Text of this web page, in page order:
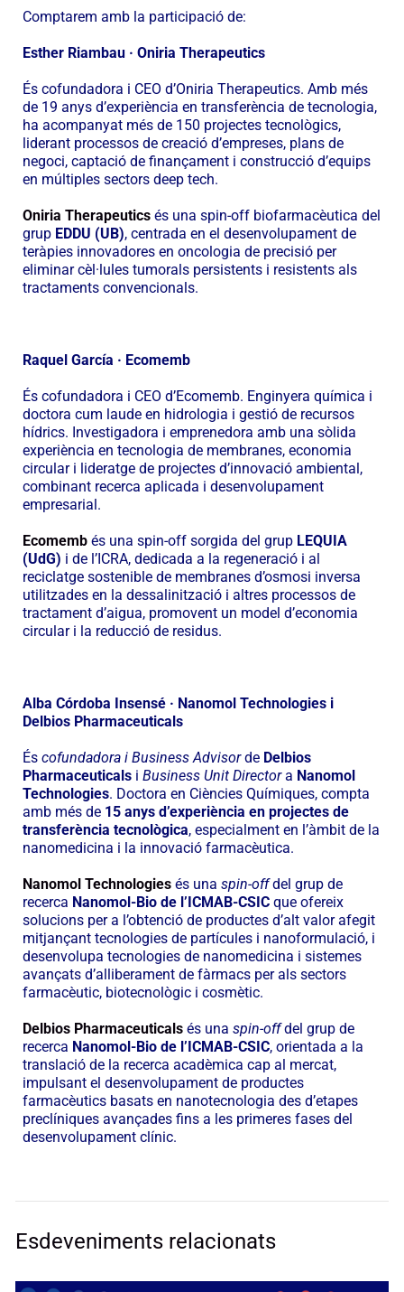
Comptarem amb la participació de:
Esther Riambau · Oniria Therapeutics
És cofundadora i CEO d’Oniria Therapeutics. Amb més
de 19 anys d’experiència en transferència de tecnologia,
ha acompanyat més de 150 projectes tecnològics,
liderant processos de creació d’empreses, plans de
negoci, captació de finançament i construcció d’equips
en múltiples sectors deep tech.
Oniria Therapeuticsés una spin-off biofarmacèutica del
grup EDDU (UB), centrada en el desenvolupament de
teràpies innovadores en oncologia de precisió per
eliminar cèl·lules tumorals persistents i resistents als
tractaments convencionals.
Raquel García · Ecomemb
És cofundadora i CEO d’Ecomemb. Enginyera química i
doctora cum laude en hidrologia i gestió de recursos
hídrics. Investigadora i emprenedora amb una sòlida
experiència en tecnologia de membranes, economia
circular i lideratge de projectes d’innovació ambiental,
combinant recerca aplicada i desenvolupament
empresarial.
Ecomembés una spin-off sorgida del grup LEQUIA
(UdG) i de l’ICRA, dedicada a la regeneració i al
reciclatge sostenible de membranes d’osmosi inversa
utilitzades en la dessalinització i altres processos de
tractament d’aigua, promovent un model d’economia
circular i la reducció de residus.
Alba Córdoba Insensé · Nanomol Technologies i
Delbios Pharmaceuticals
És cofundadora i Business Advisorde Delbios
Pharmaceuticalsi Business Unit Directora Nanomol
Technologies. Doctora en Ciències Químiques, compta
amb més de 15 anys d’experiència en projectes de
transferència tecnològica, especialment en l’àmbit de la
nanomedicina i la innovació farmacèutica.
Nanomol Technologiesés una spin-offdel grup de
recerca Nanomol-Bio de l’ICMAB-CSICque ofereix
solucions per a l’obtenció de productes d’alt valor afegit
mitjançant tecnologies de partícules i nanoformulació, i
desenvolupa tecnologies de nanomedicina i sistemes
avançats d’alliberament de fàrmacs per als sectors
farmacèutic, biotecnològic i cosmètic.
Delbios Pharmaceuticalsés una spin-offdel grup de
recerca Nanomol-Bio de l’ICMAB-CSIC, orientada a la
translació de la recerca acadèmica cap al mercat,
impulsant el desenvolupament de productes
farmacèutics basats en nanotecnologia des d’etapes
preclíniques avançades fins a les primeres fases del
desenvolupament clínic.
Esdeveniments relacionats